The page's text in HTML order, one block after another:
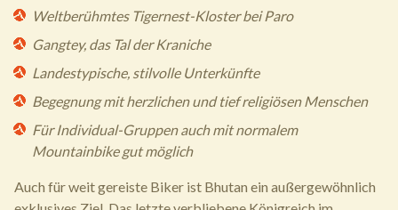
Weltberühmtes Tigernest-Kloster bei Paro
Gangtey, das Tal der Kraniche
Landestypische, stilvolle Unterkünfte
Begegnung mit herzlichen und tief religiösen Menschen
Für Individual-Gruppen auch mit normalem
Mountainbike gut möglich
Auch für weit gereiste Biker ist Bhutan ein außergewöhnlich